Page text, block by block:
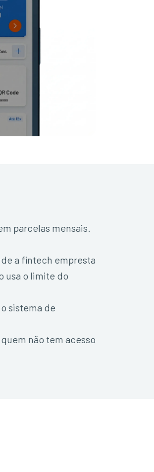
parcelas mensais.
a fintech empresta
usa o limite do
sistema de
não tem acesso